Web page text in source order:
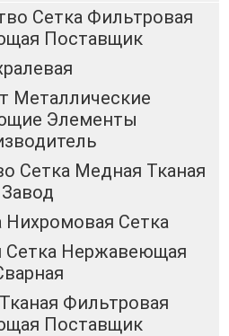
Сетка Фильтровая
Поставщик
Металлические
Элементы
Сетка Медная Тканая
Завод
Сетка
Нержавеющая
Фильтровая
Поставщик